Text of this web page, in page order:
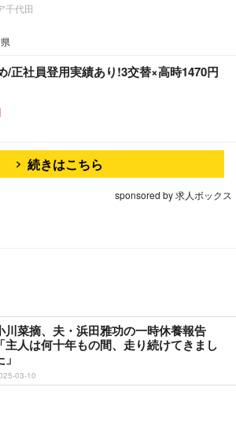
千代田
/正社員登用実績あり!3交替×高時1470円
続きはこちら
sponsored by 求人ボックス
川菜摘、夫・浜田雅功の一時休養報告
「主人は何十年もの間、走り続けてきまし
03-10